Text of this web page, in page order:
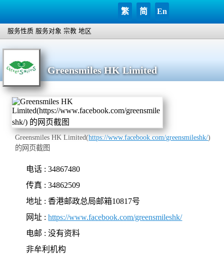
繁 简 En
服务性质 服务对象 宗教 地区
Greensmiles HK Limited
Greensmiles HK Limited(https://www.facebook.com/greensmileshk/)
的网页截图
电话 : 34867480
传真 : 34862509
地址 : 香港邮政总局邮箱10817号
网址 :https://www.facebook.com/greensmileshk/
电邮 : 没有资料
非牟利机构